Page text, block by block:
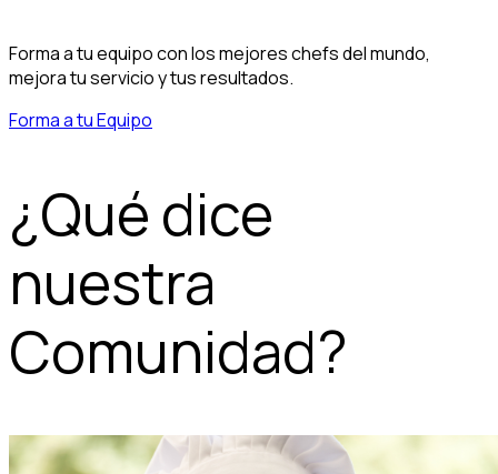
Forma a tu equipo con los mejores chefs del mundo,
mejora tu servicio y tus resultados.
Forma a tu Equipo
¿Qué dice
nuestra
Comunidad?